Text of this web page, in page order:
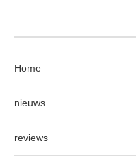
Home
nieuws
reviews